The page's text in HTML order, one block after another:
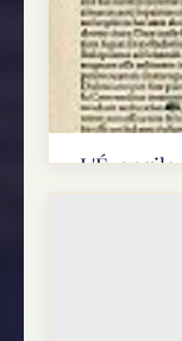
L'Évangile